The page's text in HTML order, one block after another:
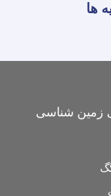
ها
زمین شناسی